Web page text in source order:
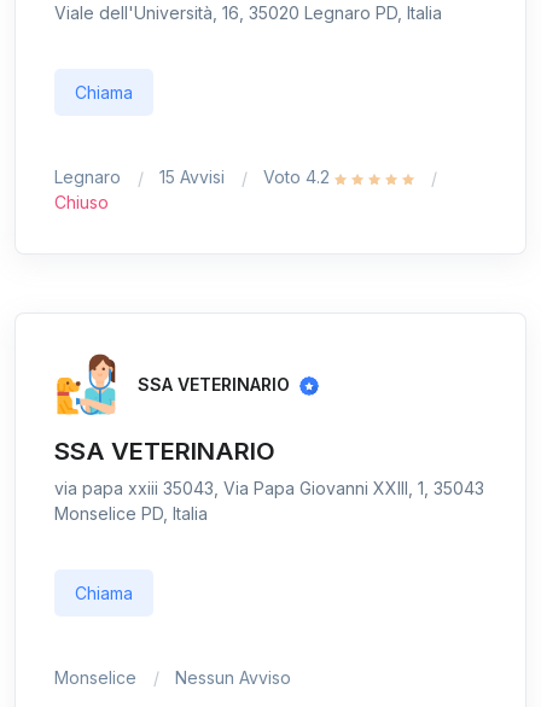
Viale dell'Università, 16, 35020 Legnaro PD, Italia
Chiama
Legnaro 15 Avvisi
Voto 4.2
Chiuso
SSA VETERINARIO
SSA VETERINARIO
via papa xxiii 35043, Via Papa Giovanni XXIII, 1, 35043
Monselice PD, Italia
Chiama
Monselice Nessun Avviso